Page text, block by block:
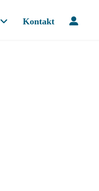
Kontakt